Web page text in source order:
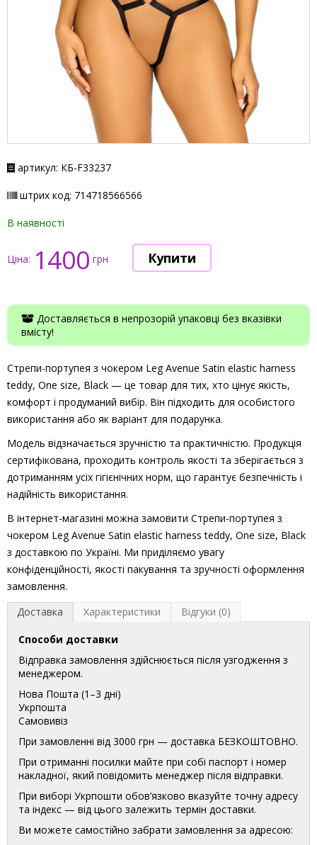
артикул: КБ-F33237
штрих код: 714718566566
В наявності
Ціна: 1400 грн
Доставляється в непрозорій упаковці без вказівки
вмісту!
Стрепи-портупея з чокером Leg Avenue Satin elastic harness
teddy, One size, Black — це товар для тих, хто цінує якість,
комфорт і продуманий вибір. Він підходить для особистого
використання або як варіант для подарунка.
Модель відзначається зручністю та практичністю. Продукція
сертифікована, проходить контроль якості та зберігається з
дотриманням усіх гігієнічних норм, що гарантує безпечність і
надійність використання.
В інтернет-магазині можна замовити Стрепи-портупея з
чокером Leg Avenue Satin elastic harness teddy, One size, Black
з доставкою по Україні. Ми приділяємо увагу
конфіденційності, якості пакування та зручності оформлення
замовлення.
Доставка
Характеристики Відгуки (0)
Способи доставки
Відправка замовлення здійснюється після узгодження з
менеджером.
Нова Пошта (1–3 дні)
Укрпошта
Самовивіз
При замовленні від 3000 грн — доставка БЕЗКОШТОВНО.
При отриманні посилки майте при собі паспорт і номер
накладної, який повідомить менеджер після відправки.
При виборі Укрпошти обов’язково вказуйте точну адресу
та індекс — від цього залежить термін доставки.
Ви можете самостійно забрати замовлення за адресою: